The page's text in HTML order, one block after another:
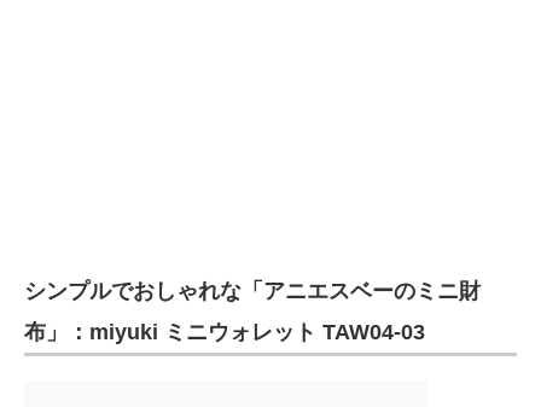
シンプルでおしゃれな「アニエスベーのミニ財
布」：miyuki ミニウォレット TAW04-03